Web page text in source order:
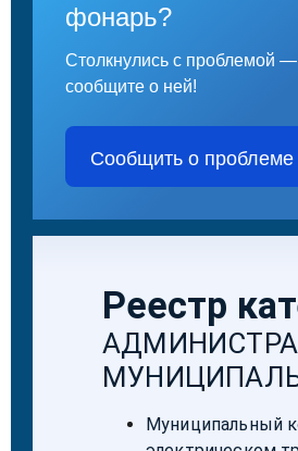
фонарь?
Столкнулись с проблемой —
сообщите о ней!
Сообщить о проблеме